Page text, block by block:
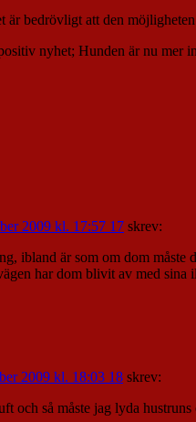
är bedrövligt att den
nyhet; Hunden är nu mer
2009 kl. 17:57 17 skrev:
ibland är som om dom
har dom blivit av med
2009 kl. 18:03 18 skrev:
och så måste jag lyda